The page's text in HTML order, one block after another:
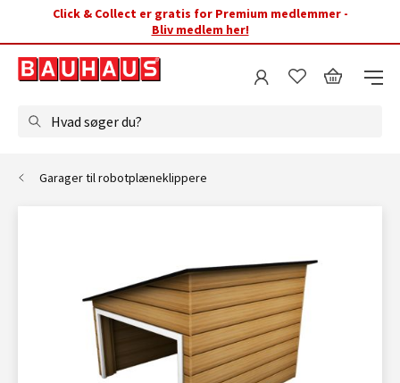
Click & Collect er gratis for Premium medlemmer -
Bliv medlem her!
Hvad søger du?
Garager til robotplæneklippere